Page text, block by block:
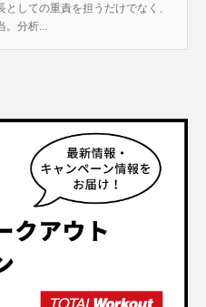
しての重責を担うだけでなく、
分析...